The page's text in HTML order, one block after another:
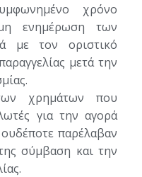
χρόνο
ενημέρωση των
με τον οριστικό
μετά την
χρημάτων που
για την αγορά
παρέλαβαν
σύμβαση και την